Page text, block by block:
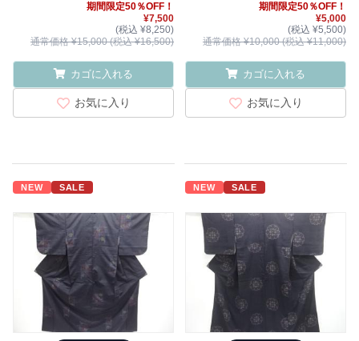
期間限定50％OFF！
¥7,500
(税込 ¥8,250)
通常価格 ¥15,000 (税込 ¥16,500)
カゴに入れる
お気に入り
期間限定50％OFF！
¥5,000
(税込 ¥5,500)
通常価格 ¥10,000 (税込 ¥11,000)
カゴに入れる
お気に入り
NEW SALE NEW SALE